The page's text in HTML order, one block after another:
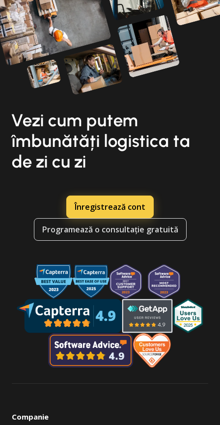
Vezi cum putem
îmbunătăți logistica ta
de zi cu zi
Înregistrează cont
Programează o consultație gratuită
Companie